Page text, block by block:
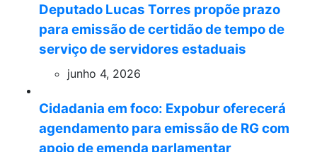
Deputado Lucas Torres propõe prazo
para emissão de certidão de tempo de
serviço de servidores estaduais
junho 4, 2026
Cidadania em foco: Expobur oferecerá
agendamento para emissão de RG com
apoio de emenda parlamentar